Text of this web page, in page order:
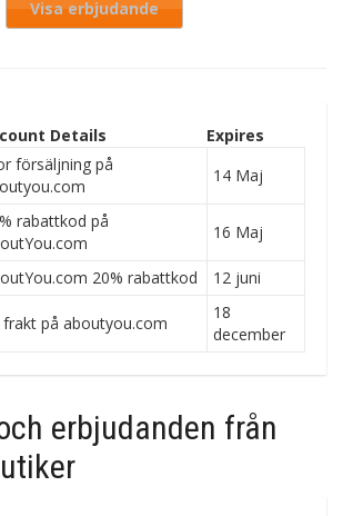
Visa erbjudande
Details
Expires
försäljning på
14 Maj
rabattkod på
16 Maj
20% rabattkod 12 juni
frakt på aboutyou.com
18
december
erbjudanden från